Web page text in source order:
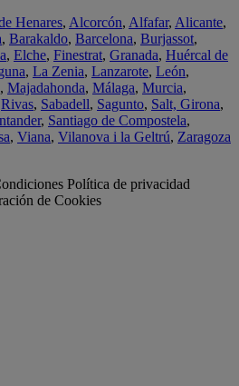
Henares, Alcorcón, Alfafar, Alicante,
, Barakaldo, Barcelona, Burjassot,
, Elche, Finestrat, Granada, Huércal de
, La Zenia, Lanzarote, León,
, Majadahonda, Málaga, Murcia,
Rivas, Sabadell, Sagunto, Salt, Girona,
, Santiago de Compostela,
, Viana, Vilanova i la Geltrú, Zaragoza
Política de privacidad
de Cookies